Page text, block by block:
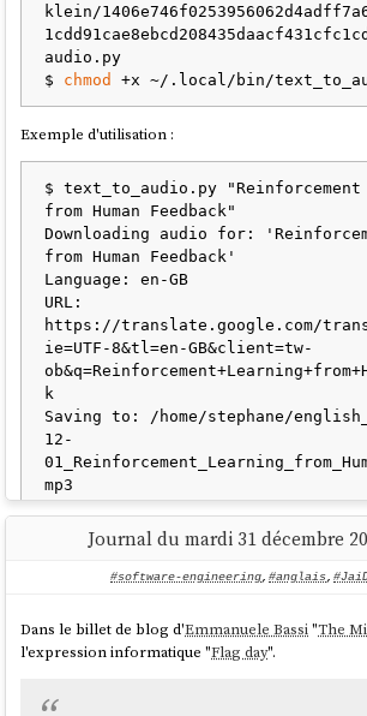
klein/
audio.py
$ chmod
Exemple d'utilisation :
$ text_to_audio.py "Reinforcement
from Human Feedback"
Downloading audio for:
from Human Feedback'
Language: en-GB
URL:
https://translate.google.com/
ie=UTF-8&tl=en-GB&client=tw-
k
Saving to: /home/stephane/
12-
mp3
✓ Successfully downloaded to
'/home/stephane/english_audio/
générer les fichiers audio, en attendant de
Journal du mardi 31 décembre
#software-engineering, #anglais,
Dans le billet de blog d'Emmanuele Bassi"The
l'expression informatique "Flag day".